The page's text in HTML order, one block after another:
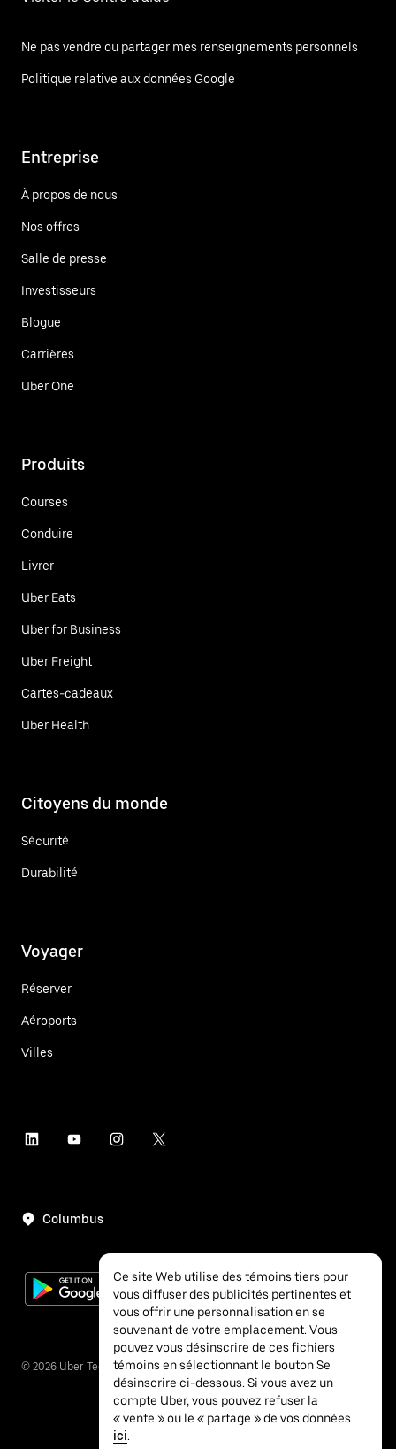
Ne pas vendre ou partager mes renseignements personnels
Politique relative aux données Google
Entreprise
À propos de nous
Nos offres
Salle de presse
Investisseurs
Blogue
Carrières
Uber One
Produits
Courses
Conduire
Livrer
Uber Eats
Uber for Business
Uber Freight
Cartes-cadeaux
Uber Health
Citoyens du monde
Sécurité
Durabilité
Voyager
Réserver
Aéroports
Villes
Columbus
© 2026 Uber Technologies inc.
Ce site Web utilise des témoins tiers pour
vous diffuser des publicités pertinentes et
vous offrir une personnalisation en se
souvenant de votre emplacement. Vous
pouvez vous désinscrire de ces fichiers
témoins en sélectionnant le bouton Se
désinscrire ci-dessous. Si vous avez un
compte Uber, vous pouvez refuser la
« vente » ou le « partage » de vos données
ici.